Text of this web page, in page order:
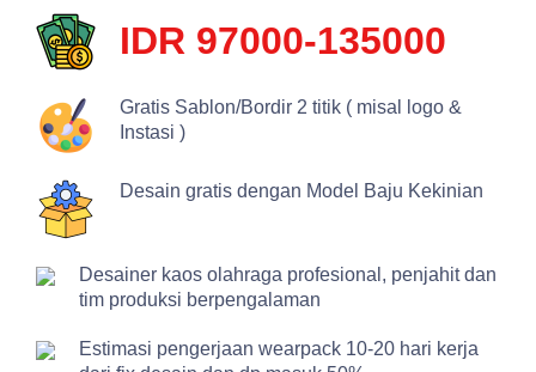
IDR 97000-135000
Gratis Sablon/Bordir 2 titik ( misal logo &
Instasi )
Desain gratis dengan Model Baju Kekinian
Desainer kaos olahraga profesional, penjahit dan
tim produksi berpengalaman
Estimasi pengerjaan wearpack 10-20 hari kerja